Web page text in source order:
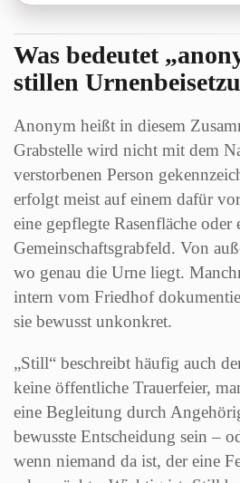
Was bedeutet
stillen
Anonym heißt in diesem
Grabstelle wird nicht mit dem
verstorbenen Person
erfolgt meist auf einem dafür
eine gepflegte Rasenfläche oder
Gemeinschaftsgrabfeld. Von
wo genau die Urne liegt.
intern vom Friedhof
sie bewusst unkonkret.
„Still“ beschreibt häufig auch
keine öffentliche Trauerfeier,
eine Begleitung durch
bewusste Entscheidung sein –
wenn niemand da ist, der eine